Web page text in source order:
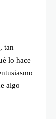
, tan
lo hace
algo